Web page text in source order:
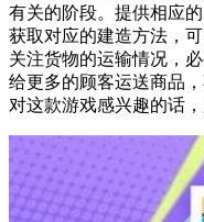
有关的阶段。提供相应
获取对应的建造方法，
关注货物的运输情况，
给更多的顾客运送商品
对这款游戏感兴趣的话